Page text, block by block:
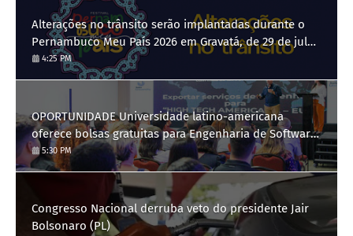
Alterações no trânsito serão implantadas durante o
Pernambuco Meu País 2026 em Gravatá, de 29 de julho
a 3 de agosto
4:25 PM
OPORTUNIDADE Universidade latino-americana
oferece bolsas gratuitas para Engenharia de Software;
saiba como se candidatar
5:30 PM
Congresso Nacional derruba veto do presidente Jair
Bolsonaro (PL)